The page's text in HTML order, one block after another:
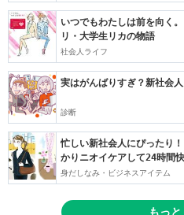
いつでもわたしは前を向く
リ・大学生リカの物語
社会人ライフ
実はがんばりすぎ？新社会
診断
忙しい新社会人にぴったり
かりニオイケアして24時間快
身だしなみ・ビジネスアイテム
もっ